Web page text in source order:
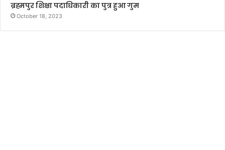
ब्रह्मपुर शिक्षा पदाधिकारी का पुत्र हुआ गुम
October 18, 2023